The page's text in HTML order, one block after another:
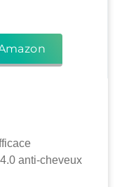
anti-cheveux